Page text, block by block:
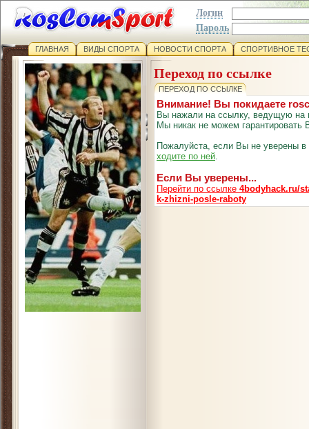
Логин
Пароль
ГЛАВНАЯ ВИДЫ СПОРТА НОВОСТИ СПОРТА СПОРТИВНОЕ
Переход по ссылке
ПЕРЕХОД ПО ССЫЛКЕ
Внимание! Вы покидаете
Вы нажали на ссылку, ведущую на
Мы никак не можем гарантировать
Пожалуйста, если Вы не уверены
ходите по ней.
Если Вы уверены...
Перейти по ссылке 4bodyhack.ru/
k-zhizni-posle-raboty